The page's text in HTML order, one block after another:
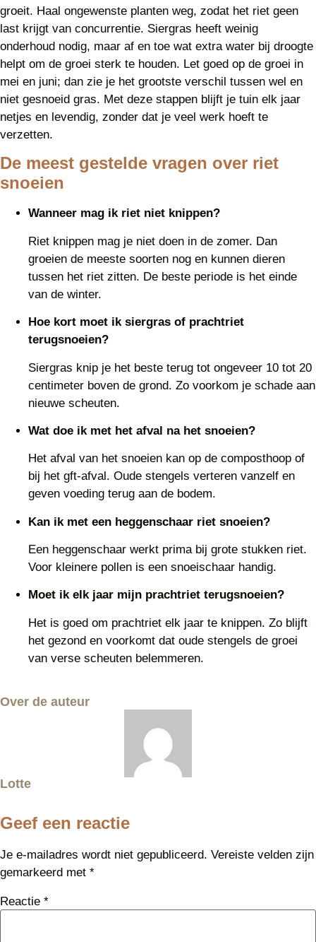
groeit. Haal ongewenste planten weg, zodat het riet geen
last krijgt van concurrentie. Siergras heeft weinig
onderhoud nodig, maar af en toe wat extra water bij droogte
helpt om de groei sterk te houden. Let goed op de groei in
mei en juni; dan zie je het grootste verschil tussen wel en
niet gesnoeid gras. Met deze stappen blijft je tuin elk jaar
netjes en levendig, zonder dat je veel werk hoeft te
verzetten.
De meest gestelde vragen over riet
snoeien
Wanneer mag ik riet niet knippen?
Riet knippen mag je niet doen in de zomer. Dan
groeien de meeste soorten nog en kunnen dieren
tussen het riet zitten. De beste periode is het einde
van de winter.
Hoe kort moet ik siergras of prachtriet
terugsnoeien?
Siergras knip je het beste terug tot ongeveer 10 tot 20
centimeter boven de grond. Zo voorkom je schade aan
nieuwe scheuten.
Wat doe ik met het afval na het snoeien?
Het afval van het snoeien kan op de composthoop of
bij het gft-afval. Oude stengels verteren vanzelf en
geven voeding terug aan de bodem.
Kan ik met een heggenschaar riet snoeien?
Een heggenschaar werkt prima bij grote stukken riet.
Voor kleinere pollen is een snoeischaar handig.
Moet ik elk jaar mijn prachtriet terugsnoeien?
Het is goed om prachtriet elk jaar te knippen. Zo blijft
het gezond en voorkomt dat oude stengels de groei
van verse scheuten belemmeren.
Over de auteur
Lotte
Geef een reactie
Je e-mailadres wordt niet gepubliceerd. Vereiste velden zijn
gemarkeerd met *
Reactie *